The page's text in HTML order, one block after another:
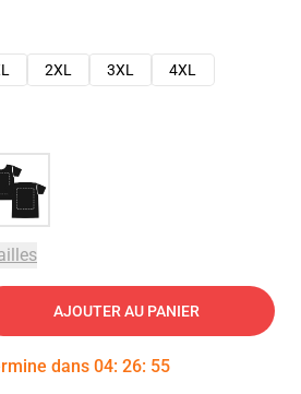
2XL 3XL
4XL
AJOUTER AU PANIER
dans 04: 26: 54